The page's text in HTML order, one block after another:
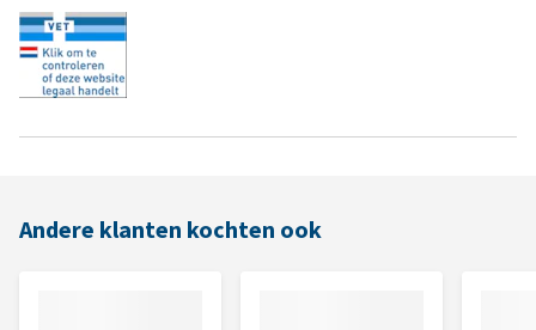
Andere klanten kochten ook